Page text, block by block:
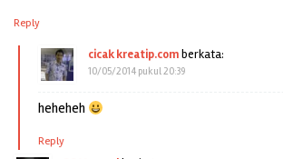
Reply
cicak kreatip.comberkata:
10/05/2014 pukul 20:39
heheheh
Reply